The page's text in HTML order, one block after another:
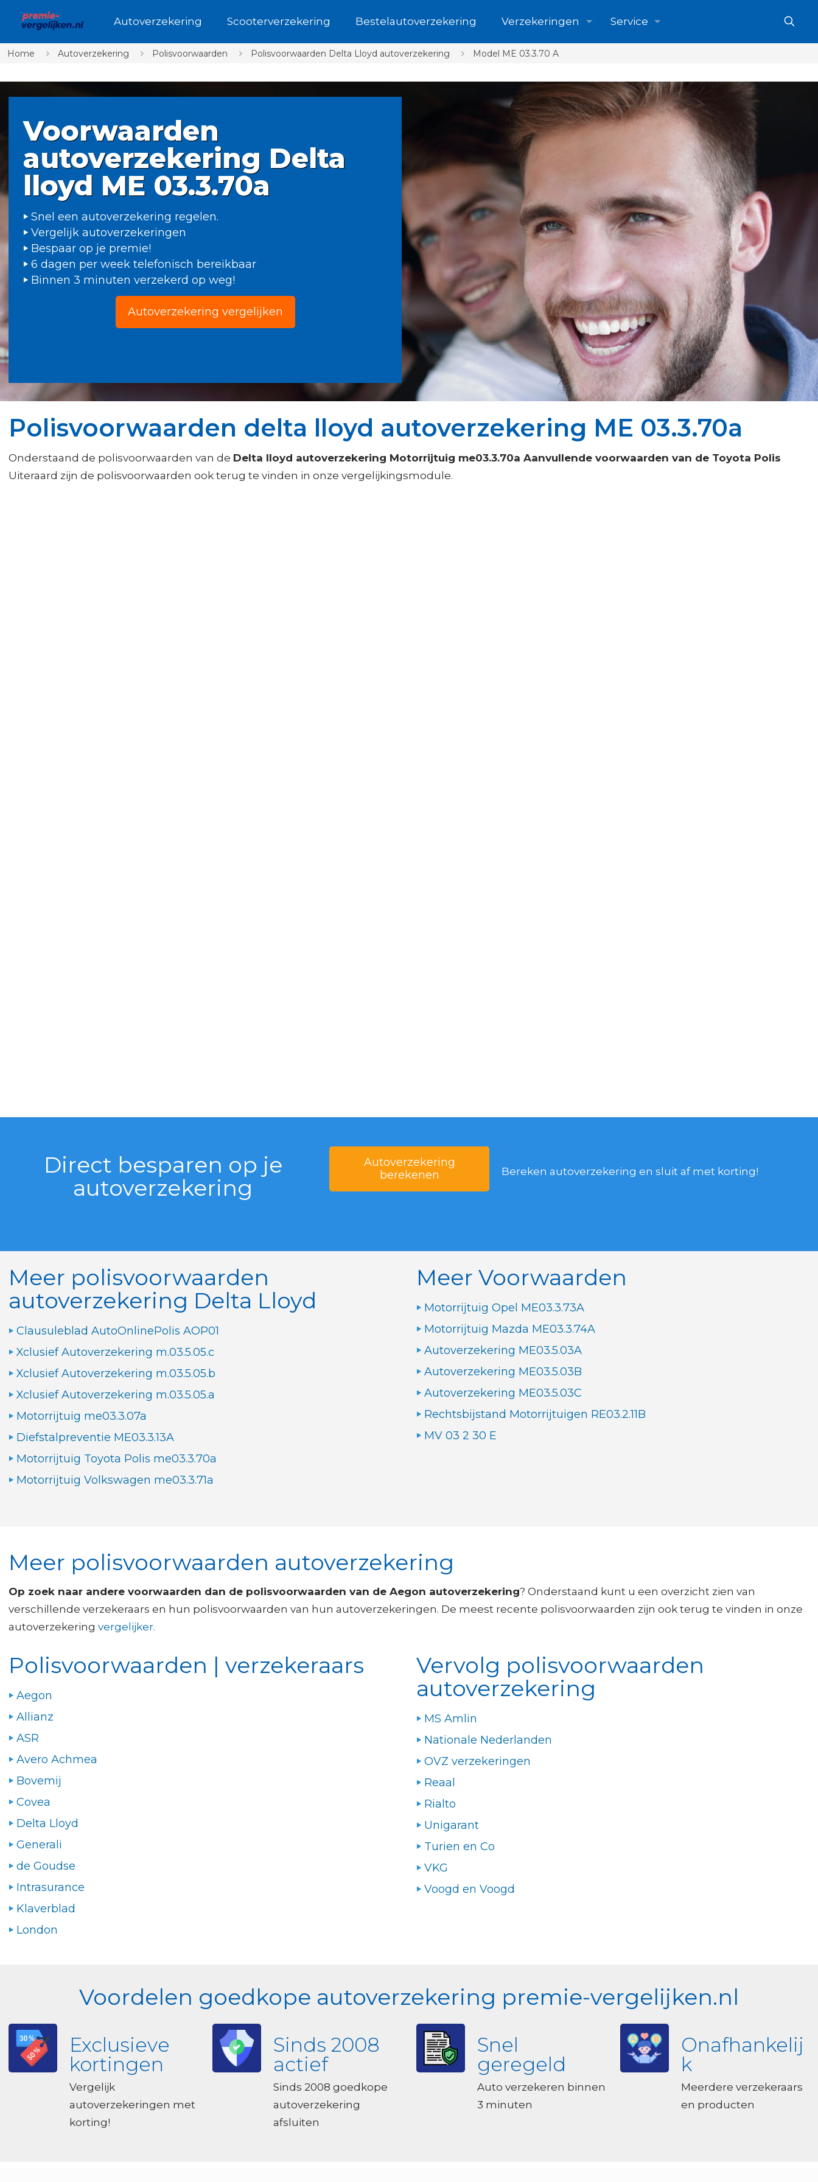
Autoverzekering Scooterverzekering Bestelautoverzekering Verzekeringen Service
Home Autoverzekering Polisvoorwaarden Polisvoorwaarden Delta Lloyd autoverzekering Model ME 03.3.70 A
Voorwaarden
autoverzekering Delta
lloyd ME 03.3.70a
Snel een autoverzekering regelen.
Vergelijk autoverzekeringen
Bespaar op je premie!
6 dagen per week telefonisch bereikbaar
Binnen 3 minuten verzekerd op weg!
Autoverzekering vergelijken
Polisvoorwaarden delta lloyd autoverzekering ME 03.3.70a
Onderstaand de polisvoorwaarden van de Delta lloyd autoverzekering Motorrijtuig me03.3.70a Aanvullende voorwaarden van de Toyota Polis
Uiteraard zijn de polisvoorwaarden ook terug te vinden in onze vergelijkingsmodule.
Direct besparen op je
autoverzekering
Autoverzekering
berekenen
Bereken autoverzekering en sluit af met korting!
Meer polisvoorwaarden
autoverzekering Delta Lloyd
Clausuleblad AutoOnlinePolis AOP01
Xclusief Autoverzekering m.03.5.05.c
Xclusief Autoverzekering m.03.5.05.b
Xclusief Autoverzekering m.03.5.05.a
Motorrijtuig me03.3.07a
Diefstalpreventie ME03.3.13A
Motorrijtuig Toyota Polis me03.3.70a
Motorrijtuig Volkswagen me03.3.71a
Meer Voorwaarden
Motorrijtuig Opel ME03.3.73A
Motorrijtuig Mazda ME03.3.74A
Autoverzekering ME03.5.03A
Autoverzekering ME03.5.03B
Autoverzekering ME03.5.03C
Rechtsbijstand Motorrijtuigen RE03.2.11B
MV 03 2 30 E
Meer polisvoorwaarden autoverzekering
Op zoek naar andere voorwaarden dan de polisvoorwaarden van de Aegon autoverzekering? Onderstaand kunt u een overzicht zien van
verschillende verzekeraars en hun polisvoorwaarden van hun autoverzekeringen. De meest recente polisvoorwaarden zijn ook terug te vinden in onze
autoverzekering vergelijker.
Polisvoorwaarden | verzekeraars
Aegon
Allianz
ASR
Avero Achmea
Bovemij
Covea
Delta Lloyd
Generali
de Goudse
Intrasurance
Klaverblad
London
Vervolg polisvoorwaarden
autoverzekering
MS Amlin
Nationale Nederlanden
OVZ verzekeringen
Reaal
Rialto
Unigarant
Turien en Co
VKG
Voogd en Voogd
Voordelen goedkope autoverzekering premie-vergelijken.nl
Exclusieve
kortingen
Vergelijk
autoverzekeringen met
korting!
Sinds 2008
actief
Sinds 2008 goedkope
autoverzekering
afsluiten
Snel
geregeld
Auto verzekeren binnen
3 minuten
Onafhankelij
k
Meerdere verzekeraars
en producten